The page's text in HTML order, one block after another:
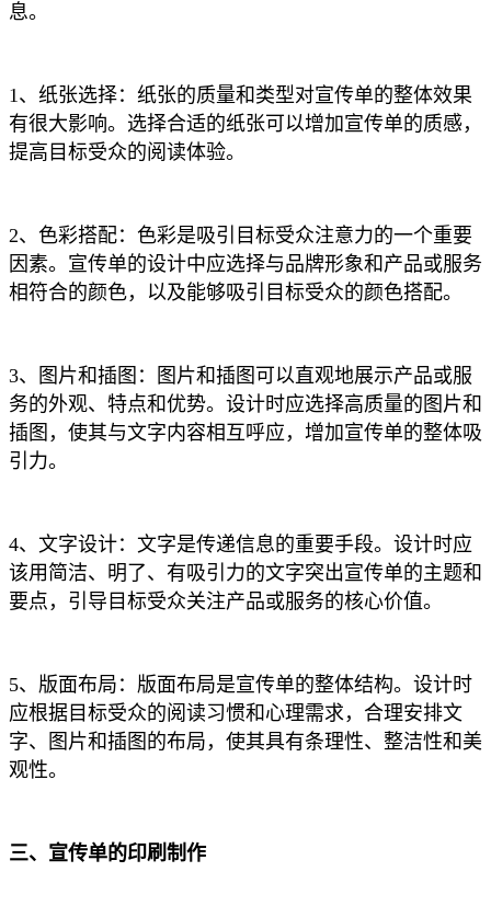
息。
1、纸张选择：纸张的质量和类型对宣传单的整体效果
有很大影响。选择合适的纸张可以增加宣传单的质感，
提高目标受众的阅读体验。
2、色彩搭配：色彩是吸引目标受众注意力的一个重要
因素。宣传单的设计中应选择与品牌形象和产品或服务
相符合的颜色，以及能够吸引目标受众的颜色搭配。
3、图片和插图：图片和插图可以直观地展示产品或服
务的外观、特点和优势。设计时应选择高质量的图片和
插图，使其与文字内容相互呼应，增加宣传单的整体吸
引力。
4、文字设计：文字是传递信息的重要手段。设计时应
该用简洁、明了、有吸引力的文字突出宣传单的主题和
要点，引导目标受众关注产品或服务的核心价值。
5、版面布局：版面布局是宣传单的整体结构。设计时
应根据目标受众的阅读习惯和心理需求，合理安排文
字、图片和插图的布局，使其具有条理性、整洁性和美
观性。
三、宣传单的印刷制作